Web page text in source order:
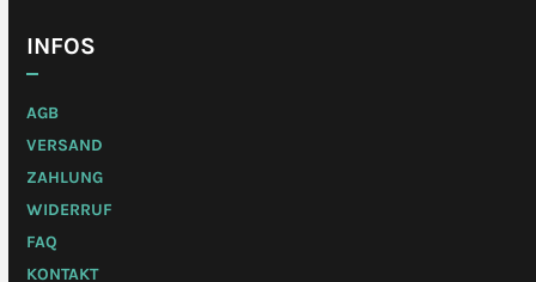
INFOS
AGB
VERSAND
ZAHLUNG
WIDERRUF
FAQ
KONTAKT